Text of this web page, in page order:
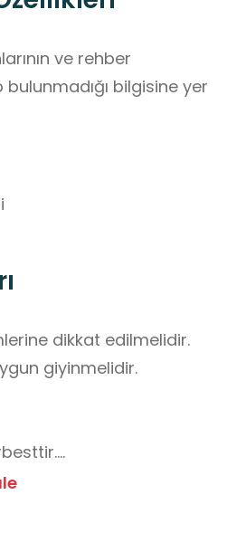
ve rehber
bilgisine yer
dikkat edilmelidir.
giyinmelidir.
göre Gökçebey